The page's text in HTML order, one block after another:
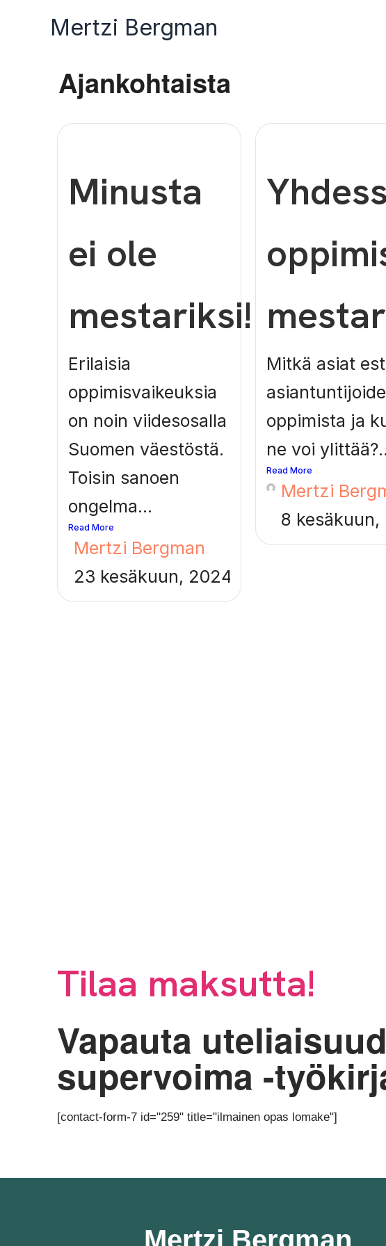
Mertzi Bergman
Ajankohtaista
Minusta
ei ole
mestariksi!
Erilaisia
oppimisvaikeuksia
on noin viidesosalla
Suomen väestöstä.
Toisin sanoen
ongelma...
Read More
Mertzi Bergman
23 kesäkuun, 2024
Mitkä asiat
oppimista ja
ne voi
Read More
Mertzi
8
Tilaa maksutta!
Vapauta
supervoima -
[contact-form-7 id="259" title="ilmainen opas lomake"]
Mertzi Bergman